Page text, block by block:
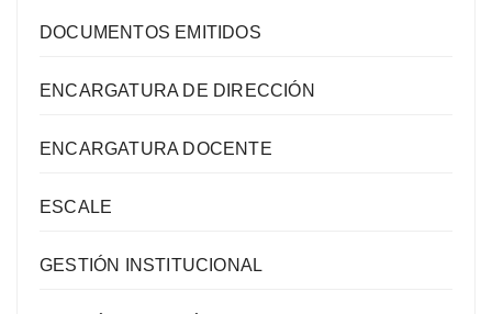
DOCUMENTOS EMITIDOS
ENCARGATURA DE DIRECCIÓN
ENCARGATURA DOCENTE
ESCALE
GESTIÓN INSTITUCIONAL